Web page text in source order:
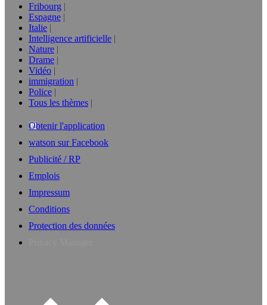
Fribourg
Espagne
Italie
Intelligence artificielle
Nature
Drame
Vidéo
immigration
Police
Tous les thèmes
Obtenir l'application
watson sur Facebook
Publicité / RP
Emplois
Impressum
Conditions
Protection des données